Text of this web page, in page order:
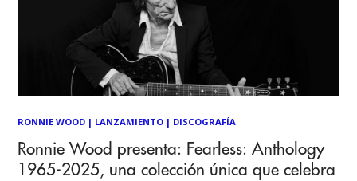
RONNIE WOOD | LANZAMIENTO | DISCOGRAFÍA
Ronnie Wood presenta: Fearless: Anthology
1965-2025, una colección única que celebra